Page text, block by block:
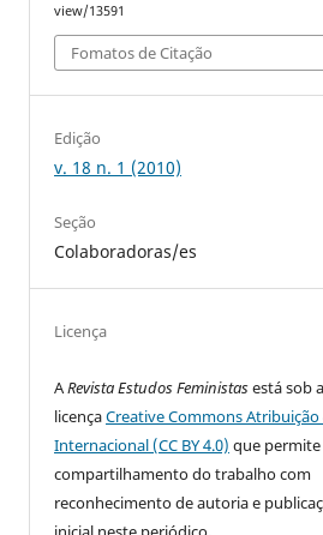
view/13591
Fomatos de Citação
Edição
v. 18 n. 1 (2010)
Seção
Colaboradoras/es
Licença
ARevista Estudos Feministasestá sob a
licençaCreative Commons Atribuição
Internacional (CC BY 4.0) que
compartilhamento do trabalho com
reconhecimento de autoria e